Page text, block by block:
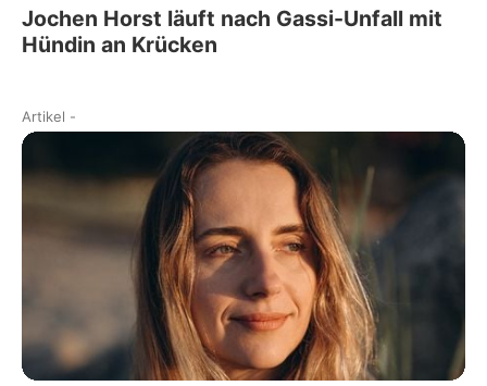
Jochen Horst läuft nach Gassi-Unfall mit
Hündin an Krücken
Artikel -